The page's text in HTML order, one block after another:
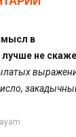
в
не